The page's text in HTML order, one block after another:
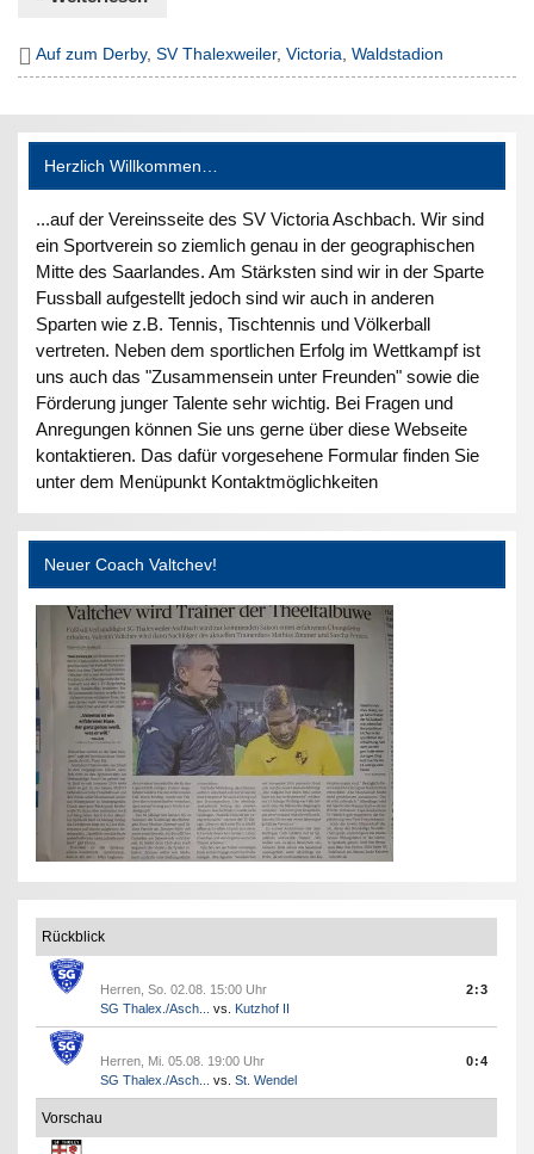
Auf zum Derby,SV Thalexweiler,Victoria,Waldstadion
Herzlich Willkommen…
...auf der Vereinsseite des SV Victoria Aschbach. Wir sind
ein Sportverein so ziemlich genau in der geographischen
Mitte des Saarlandes. Am Stärksten sind wir in der Sparte
Fussball aufgestellt jedoch sind wir auch in anderen
Sparten wie z.B. Tennis, Tischtennis und Völkerball
vertreten. Neben dem sportlichen Erfolg im Wettkampf ist
uns auch das "Zusammensein unter Freunden" sowie die
Förderung junger Talente sehr wichtig. Bei Fragen und
Anregungen können Sie uns gerne über diese Webseite
kontaktieren. Das dafür vorgesehene Formular finden Sie
unter dem Menüpunkt Kontaktmöglichkeiten
Neuer Coach Valtchev!
Rückblick
Herren, So. 02.08. 15:00 Uhr
SG Thalex./Asch...
vs. Kutzhof II
2:3
Herren, Mi. 05.08. 19:00 Uhr
SG Thalex./Asch...
vs.St. Wendel
0:4
Vorschau